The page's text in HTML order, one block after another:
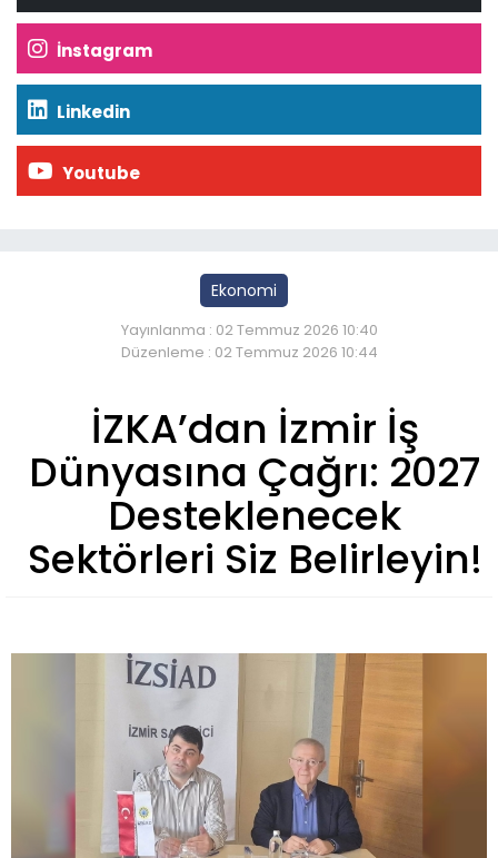
İnstagram
Linkedin
Youtube
Ekonomi
Yayınlanma : 02 Temmuz 2026 10:40
Düzenleme : 02 Temmuz 2026 10:44
İZKA’dan İzmir İş
Dünyasına Çağrı: 2027
Desteklenecek
Sektörleri Siz Belirleyin!